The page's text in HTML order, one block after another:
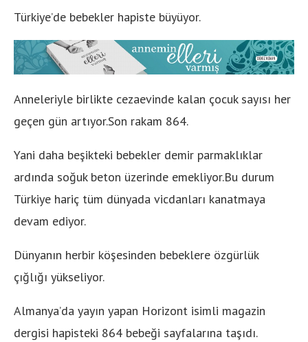
Türkiye’de bebekler hapiste büyüyor.
Anneleriyle birlikte cezaevinde kalan çocuk sayısı her
geçen gün artıyor.Son rakam 864.
Yani daha beşikteki bebekler demir parmaklıklar
ardında soğuk beton üzerinde emekliyor.Bu durum
Türkiye hariç tüm dünyada vicdanları kanatmaya
devam ediyor.
Dünyanın herbir köşesinden bebeklere özgürlük
çığlığı yükseliyor.
Almanya’da yayın yapan Horizont isimli magazin
dergisi hapisteki 864 bebeği sayfalarına taşıdı.